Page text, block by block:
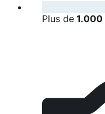
Plus de 1.000